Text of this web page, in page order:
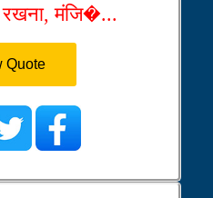
मंजि�...
Quote